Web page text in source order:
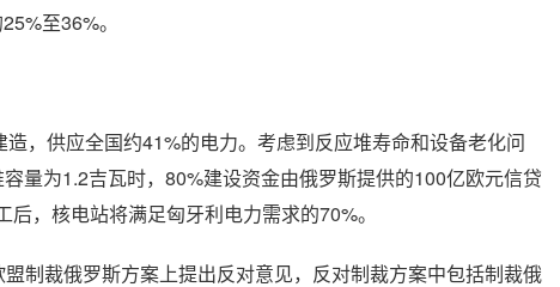
至36%。
，供应全国约41%的电力。考虑到反应堆寿命和设备老化问
量为1.2吉瓦时，80%建设资金由俄罗斯提供的100亿欧元信贷
，核电站将满足匈牙利电力需求的70%。
制裁俄罗斯方案上提出反对意见，反对制裁方案中包括制裁俄